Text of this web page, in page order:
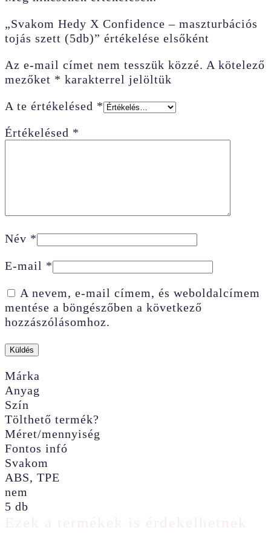
„Svakom Hedy X Confidence – maszturbációs
tojás szett (5db)” értékelése elsőként
Az e-mail címet nem tesszük közzé. A kötelező
mezőket * karakterrel jelöltük
A te értékelésed *
Értékelésed *
Név *
E-mail *
A nevem, e-mail címem, és weboldalcímem
mentése a böngészőben a következő
hozzászólásomhoz.
Márka
Anyag
Szín
Tölthető termék?
Méret/mennyiség
Fontos infó
Svakom
ABS, TPE
nem
5 db